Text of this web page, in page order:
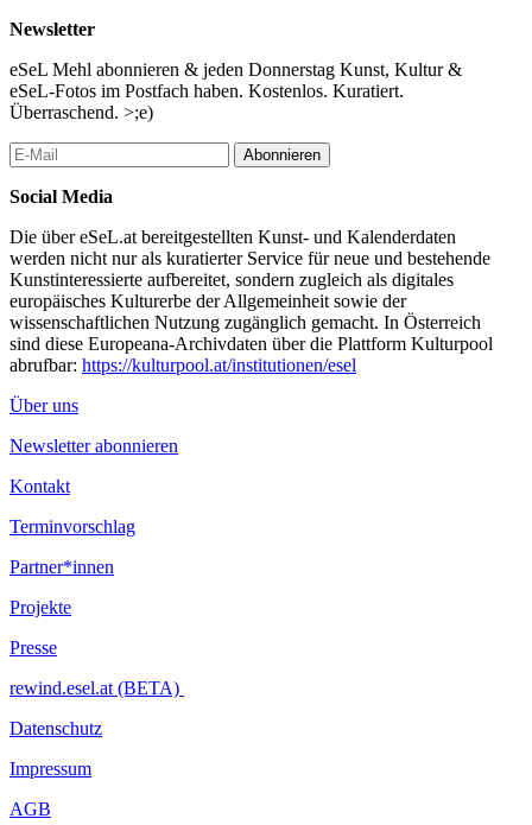
Newsletter
eSeL Mehl abonnieren & jeden Donnerstag Kunst, Kultur &
eSeL-Fotos im Postfach haben. Kostenlos. Kuratiert.
Überraschend. >;e)
Abonnieren
Social Media
Die über eSeL.at bereitgestellten Kunst- und Kalenderdaten
werden nicht nur als kuratierter Service für neue und bestehende
Kunstinteressierte aufbereitet, sondern zugleich als digitales
europäisches Kulturerbe der Allgemeinheit sowie der
wissenschaftlichen Nutzung zugänglich gemacht. In Österreich
sind diese Europeana-Archivdaten über die Plattform Kulturpool
abrufbar: https://kulturpool.at/institutionen/esel
Über uns
Newsletter abonnieren
Kontakt
Terminvorschlag
Partner*innen
Projekte
Presse
rewind.esel.at (BETA)
Datenschutz
Impressum
AGB